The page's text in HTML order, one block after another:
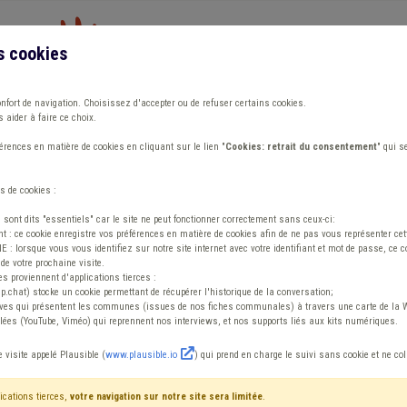
Publications Outils Fiches
– Pour un déploiement dans le respect du cadre de vie et du vivre
aérothermiques
cookies
de navigation. Choisissez d'accepter ou de refuser certains cookies.
aider à faire ce choix.
en matière de cookies en cliquant sur le lien "Cookies: retrait du consentement" qui
de cookies :
sont dits "essentiels" car le site ne peut fonctionner correctement sans ceux-ci:
: ce cookie enregistre vos préférences en matière de cookies afin de ne pas vous représenter
: lorsque vous vous identifiez sur notre site internet avec votre identifiant et mot de passe, ce
votre prochaine visite.
proviennent d'applications tierces :
stocke un cookie permettant de récupérer l'historique de la conversation;
qui présentent les communes (issues de nos fiches communales) à travers une carte de la
(YouTube, Viméo) qui reprennent nos interviews, et nos supports liés aux kits numériques.
visite appelé Plausible (www.plausible.io ) qui prend en charge le suivi sans cookie et ne
tierces, votre navigation sur notre site sera limitée.